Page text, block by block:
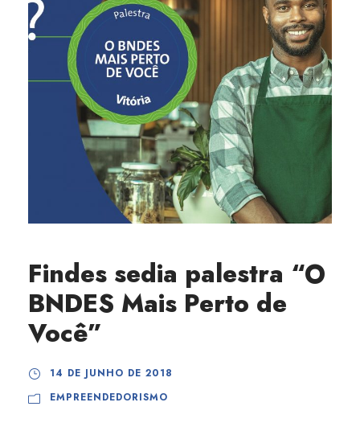
Findes sedia palestra “O
BNDES Mais Perto de
Você”
14 DE JUNHO DE 2018
EMPREENDEDORISMO